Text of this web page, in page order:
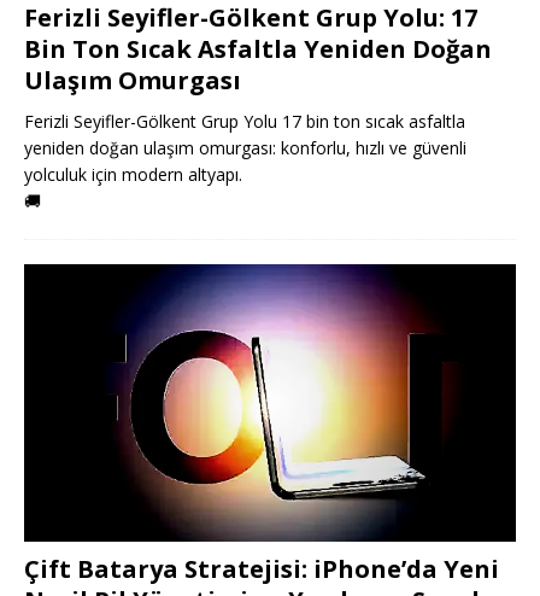
Ferizli Seyifler-Gölkent Grup Yolu: 17
Bin Ton Sıcak Asfaltla Yeniden Doğan
Ulaşım Omurgası
Ferizli Seyifler-Gölkent Grup Yolu 17 bin ton sıcak asfaltla
yeniden doğan ulaşım omurgası: konforlu, hızlı ve güvenli
yolculuk için modern altyapı.
🚚
Çift Batarya Stratejisi: iPhone’da Yeni